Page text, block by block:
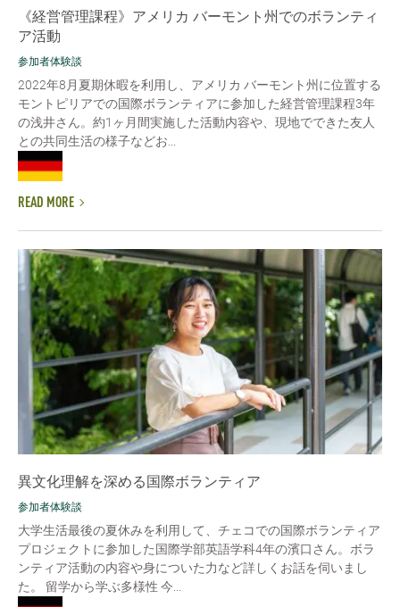
《経営管理課程》アメリカ バーモント州でのボランティ
ア活動
参加者体験談
2022年8月夏期休暇を利用し、アメリカ バーモント州に位置する
モントピリアでの国際ボランティアに参加した経営管理課程3年
の浅井さん。約1ヶ月間実施した活動内容や、現地でできた友人
との共同生活の様子などお...
READ MORE
異文化理解を深める国際ボランティア
参加者体験談
大学生活最後の夏休みを利用して、チェコでの国際ボランティア
プロジェクトに参加した国際学部英語学科4年の濱口さん。ボラ
ンティア活動の内容や身についた力など詳しくお話を伺いまし
た。 留学から学ぶ多様性 今...